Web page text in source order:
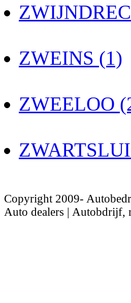
ZWEINS (1)
ZWEELOO
Copyright 2009-
Auto dealers | Autobdrijf,